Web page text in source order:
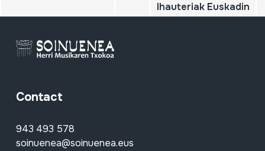
Ihauteriak Euskadin
Contact
943 493 578
soinuenea@soinuenea.eus